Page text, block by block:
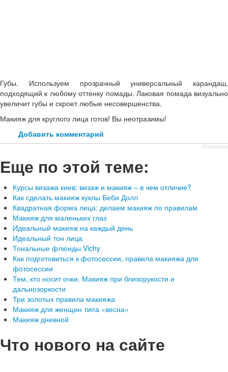
Губы. Используем прозрачный универсальный карандаш,
подходящий к любому оттенку помады. Лаковая помада визуально
увеличит губы и скроет любые несовершенства.
Макияж для круглого лица готов! Вы неотразимы!
Добавить комментарий
JComments
Еще по этой теме:
Курсы визажа киев: визаж и макияж – в чем отличие?
Как сделать макияж куклы Беби Долл
Квадратная форма лица: делаем макияж по правилам
Макияж для маленьких глаз
Идеальный макияж на каждый день
Идеальный тон лица
Тональные флюиды Vichy
Как подготовиться к фотосессии, правила макияжа для
фотосессии
Тем, кто носит очки. Макияж при близорукости и
дальнозоркости
Три золотых правила макияжа
Макияж для женщин типа «весна»
Макияж дневной
Что нового на сайте